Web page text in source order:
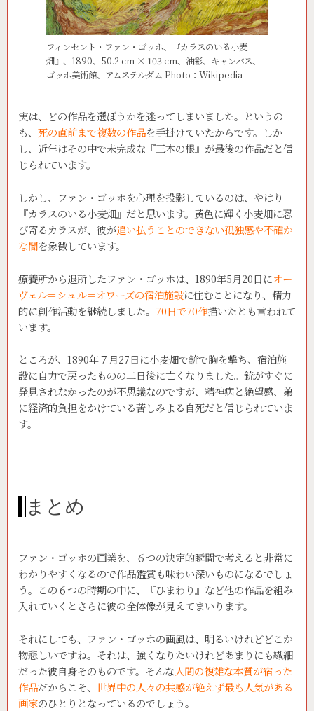
フィンセント・ファン・ゴッホ、『カラスのいる小麦
畑』、1890、50.2 cm × 103 cm、油彩、キャンバス、
ゴッホ美術館、アムステルダム Photo：Wikipedia
実は、どの作品を選ぼうかを迷ってしまいました。というの
も、 死の直前まで複数の作品を手掛けていたからです。しか
し、近年はその中で未完成な『三本の根』が最後の作品だと信
じられています。
しかし、ファン・ゴッホを心理を投影しているのは、やはり
『カラスのいる小麦畑』だと思います。黄色に輝く小麦畑に忍
び寄るカラスが、彼が追い払うことのできない孤独感や不確か
な闇を象徴しています。
療養所から退所したファン・ゴッホは、1890年5月20日にオー
ヴェル＝シュル＝オワーズの宿泊施設に住むことになり、精力
的に創作活動を継続しました。 70日で70作描いたとも言われて
います。
ところが、1890年７月27日に小麦畑で銃で胸を撃ち、宿泊施
設に自力で戻ったものの二日後に亡くなりました。銃がすぐに
発見されなかったのが不思議なのですが、精神病と絶望感、弟
に経済的負担をかけている苦しみよる自死だと信じられていま
す。
まとめ
ファン・ゴッホの画業を、６つの決定的瞬間で考えると非常に
わかりやすくなるので作品鑑賞も味わい深いものになるでしょ
う。この６つの時期の中に、『ひまわり』など他の作品を組み
入れていくとさらに彼の全体像が見えてまいります。
それにしても、ファン・ゴッホの画風は、明るいけれどどこか
物悲しいですね。それは、強くなりたいけれどあまりにも繊細
だった彼自身そのものです。そんな人間の複雑な本質が宿った
作品だからこそ、 世界中の人々の共感が絶えず最も人気がある
画家のひとりとなっているのでしょう。